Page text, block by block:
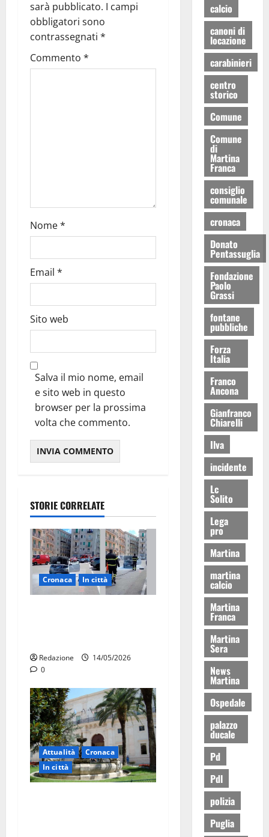
sarà pubblicato. I campi
obbligatori sono
contrassegnati *
Commento *
Nome*
Email *
Sito web
Salva il mio nome, email
e sito web in questo
browser per la prossima
volta che commento.
STORIE CORRELATE
Cronaca In città
Redazione
14/05/2026
0
Attualità
Cronaca
In città
calcio
canoni di
locazione
carabinieri
centro
storico
Comune
Comune
di
Martina
Franca
consiglio
comunale
cronaca
Donato
Pentassuglia
Fondazione
Paolo
Grassi
fontane
pubbliche
Forza
Italia
Franco
Ancona
Gianfranco
Chiarelli
Ilva
incidente
Lc
Solito
Lega
pro
Martina
martina
calcio
Martina
Franca
Martina
Sera
News
Martina
Ospedale
palazzo
ducale
Pd
Pdl
polizia
Puglia